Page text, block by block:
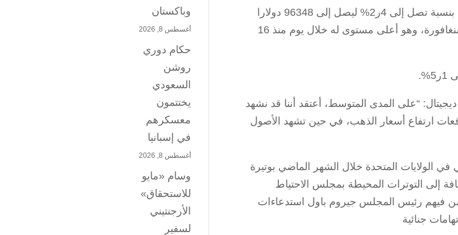
وأوضحت وكالة بلومبرج للأنباء أن سعر العملة الرقمية ارتفع بنسبة تصل إلى 4ر2% ليصل إلى 96348 دولارا
للوحدة الواحدة في وقت مبكر من صباح اليوم الأربعاء في سنغافورة، وهو أعلى مستوى له خلال يوم منذ 16
“على المدى المتوسط، أعتقد أننا قد نشهد
ارتفاع أسعار الذهب، في حين تشهد الأصول
الولايات المتحدة خلال الشهر الماضي بوتيرة
إلى التوترات ​المحيطة بمجلس الاحتياط
فيهم رئيس المجلس جيروم ⁠باول استدعاءات
جنائية
وباكستان
أغسطس 8, 2026
حكام دوري
روشن
السعودي
يختتمون
معسكرهم
في إسبانيا
أغسطس 8, 2026
وسام «مايو
للاستحقاق»
الأرجنتيني
لسفير